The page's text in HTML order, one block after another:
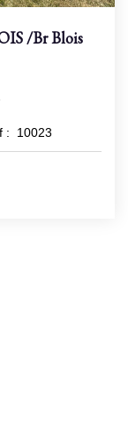
/brBlois
: 10023